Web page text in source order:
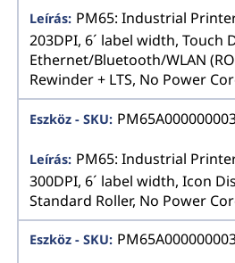
PM65: Industrial
203DPI, 6´ label width, Touch
Ethernet/Bluetooth/WLAN
Rewinder + LTS, No Power
PM65: Industrial
300DPI, 6´ label width, Icon
Standard Roller, No Power